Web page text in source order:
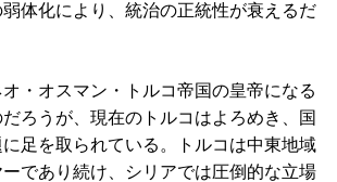
体化により、統治の正統性が衰えるだ
・オスマン・トルコ帝国の皇帝になる
ろうが、現在のトルコはよろめき、国
足を取られている。トルコは中東地域
であり続け、シリアでは圧倒的な立場